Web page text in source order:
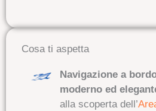
Cosa ti aspetta
Navigazione a
moderno ed
alla scoperta dell’